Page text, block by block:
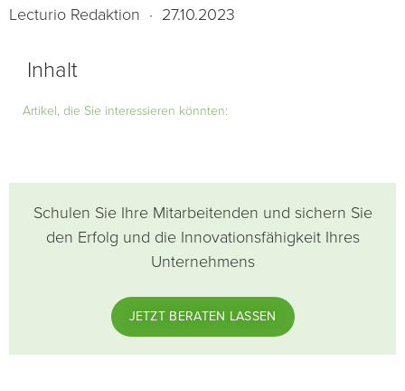
Lecturio Redaktion · 27.10.2023
Inhalt
Artikel, die Sie interessieren könnten:
Schulen Sie Ihre Mitarbeitenden und sichern Sie
den Erfolg und die Innovationsfähigkeit Ihres
Unternehmens
JETZT BERATEN LASSEN